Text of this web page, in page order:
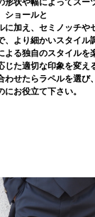
ショールと
に加え、セミノッチや
、より細かいスタイル
よる独自のスタイルを
た適切な印象を変え
わせたらラペルを選び
お役立て下さい。